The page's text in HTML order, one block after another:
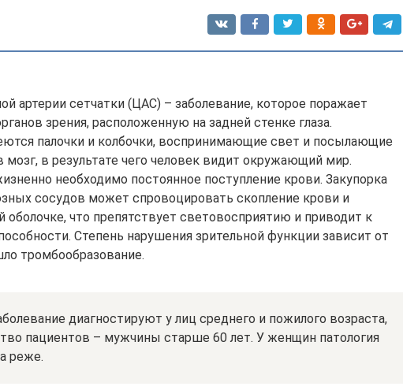
артерии сетчатки (ЦАС) – заболевание, которое поражает
зрения, расположенную на задней стенке глаза.
палочки и колбочки, воспринимающие свет и посылающие
в результате чего человек видит окружающий мир.
необходимо постоянное поступление крови. Закупорка
сосудов может спровоцировать скопление крови и
оболочке, что препятствует световосприятию и приводит к
Степень нарушения зрительной функции зависит от
тромбообразование.
диагностируют у лиц среднего и пожилого возраста,
пациентов – мужчины старше 60 лет. У женщин патология
реже.